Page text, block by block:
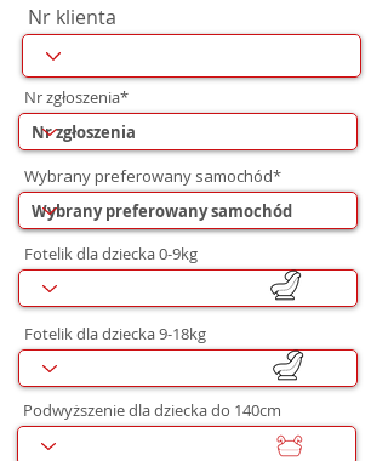
Nr klienta
Nr zgłoszenia*
Wybrany preferowany samochód*
Fotelik dla dziecka 0-9kg
Fotelik dla dziecka 9-18kg
Podwyższenie dla dziecka do 140cm